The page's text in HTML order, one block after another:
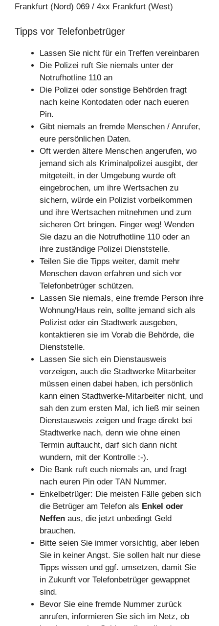
Frankfurt (Nord) 069 / 4xx Frankfurt (West)
Tipps vor Telefonbetrüger
Lassen Sie nicht für ein Treffen vereinbaren
Die Polizei ruft Sie niemals unter der
Notrufhotline 110 an
Die Polizei oder sonstige Behörden fragt
nach keine Kontodaten oder nach eueren
Pin.
Gibt niemals an fremde Menschen / Anrufer,
eure persönlichen Daten.
Oft werden ältere Menschen angerufen, wo
jemand sich als Kriminalpolizei ausgibt, der
mitgeteilt, in der Umgebung wurde oft
eingebrochen, um ihre Wertsachen zu
sichern, würde ein Polizist vorbeikommen
und ihre Wertsachen mitnehmen und zum
sicheren Ort bringen. Finger weg! Wenden
Sie dazu an die Notrufhotline 110 oder an
ihre zuständige Polizei Dienststelle.
Teilen Sie die Tipps weiter, damit mehr
Menschen davon erfahren und sich vor
Telefonbetrüger schützen.
Lassen Sie niemals, eine fremde Person ihre
Wohnung/Haus rein, sollte jemand sich als
Polizist oder ein Stadtwerk ausgeben,
kontaktieren sie im Vorab die Behörde, die
Dienststelle.
Lassen Sie sich ein Dienstausweis
vorzeigen, auch die Stadtwerke Mitarbeiter
müssen einen dabei haben, ich persönlich
kann einen Stadtwerke-Mitarbeiter nicht, und
sah den zum ersten Mal, ich ließ mir seinen
Dienstausweis zeigen und frage direkt bei
Stadtwerke nach, denn wie ohne einen
Termin auftaucht, darf sich dann nicht
wundern, mit der Kontrolle :-).
Die Bank ruft euch niemals an, und fragt
nach euren Pin oder TAN Nummer.
Enkelbetrüger: Die meisten Fälle geben sich
die Betrüger am Telefon als Enkel oder
Neffen aus, die jetzt unbedingt Geld
brauchen.
Bitte seien Sie immer vorsichtig, aber leben
Sie in keiner Angst. Sie sollen halt nur diese
Tipps wissen und ggf. umsetzen, damit Sie
in Zukunft vor Telefonbetrüger gewappnet
sind.
Bevor Sie eine fremde Nummer zurück
anrufen, informieren Sie sich im Netz, ob